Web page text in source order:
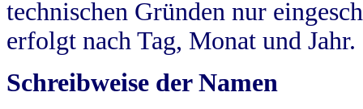
technischen Gründen nur
erfolgt nach Tag, Monat und Jahr.
Schreibweise der Namen